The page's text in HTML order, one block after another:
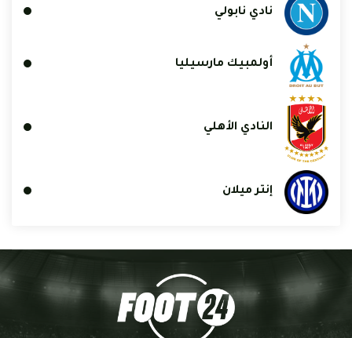
نادي نابولي
أولمبيك مارسيليا
النادي الأهلي
إنتر ميلان